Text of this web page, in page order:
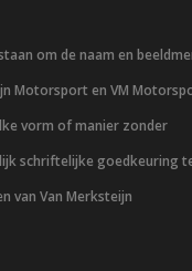
om de naam en
Motorsport en VM
vorm of manier zonder
schriftelijke goedkeuring
van Van Merksteijn